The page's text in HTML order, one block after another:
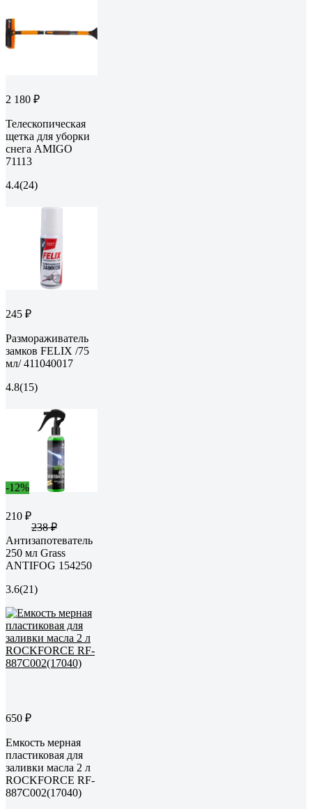
2 180 ₽
Телескопическая
щетка для уборки
снега AMIGO
71113
4.4(24)
245 ₽
Размораживатель
замков FELIX /75
мл/ 411040017
4.8(15)
-12%
210 ₽
238 ₽
Антизапотеватель
250 мл Grass
ANTIFOG 154250
3.6(21)
650 ₽
Емкость мерная
пластиковая для
заливки масла 2 л
ROCKFORCE RF-
887C002(17040)